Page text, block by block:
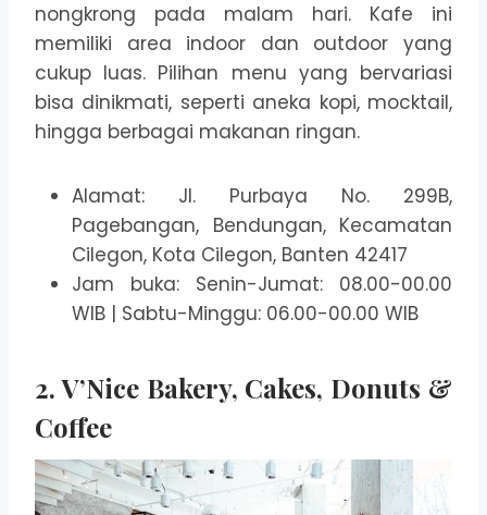
nongkrong pada malam hari. Kafe ini
memiliki area indoor dan outdoor yang
cukup luas. Pilihan menu yang bervariasi
bisa dinikmati, seperti aneka kopi, mocktail,
hingga berbagai makanan ringan.
Alamat: Jl. Purbaya No. 299B,
Pagebangan, Bendungan, Kecamatan
Cilegon, Kota Cilegon, Banten 42417
Jam buka: Senin-Jumat: 08.00-00.00
WIB | Sabtu-Minggu: 06.00-00.00 WIB
2. V’Nice Bakery, Cakes, Donuts &
Coffee